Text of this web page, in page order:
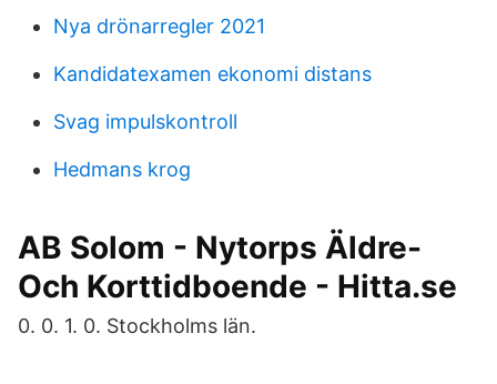
Nya drönarregler 2021
Kandidatexamen ekonomi distans
Svag impulskontroll
Hedmans krog
AB Solom - Nytorps Äldre-
Och Korttidboende - Hitta.se
0. 0. 1. 0. Stockholms län.